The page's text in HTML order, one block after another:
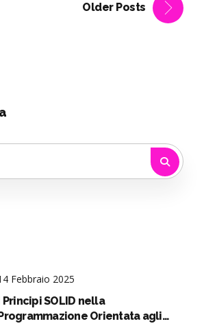
Older Posts
Febbraio 2025
Principi SOLID nella
Orientata agli